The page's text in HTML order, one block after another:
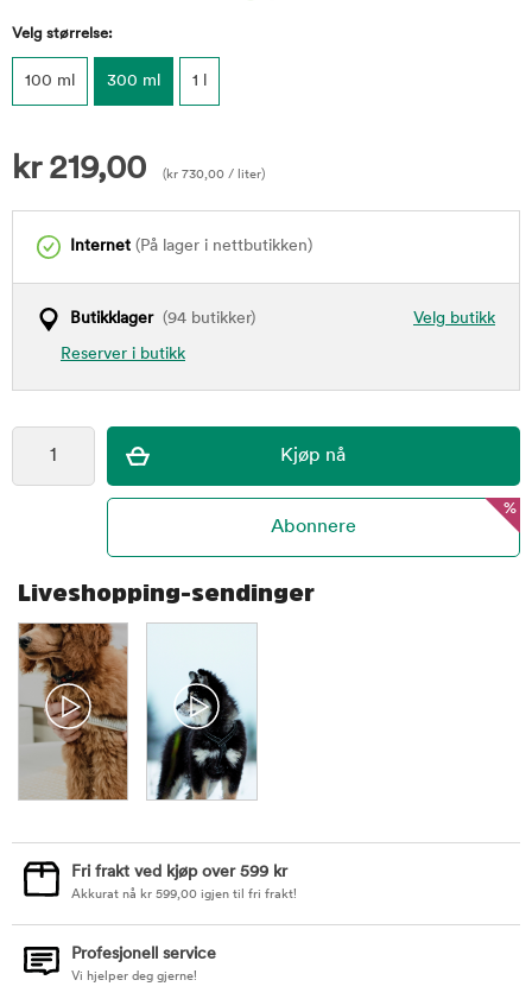
Velg størrelse:
100 ml 300 ml 1 l
kr 219,00 ( kr 730,00 / liter)
Internet (På lager i nettbutikken)
Velg butikk
Butikklager(94 butikker)
Reserver i butikk
%
Liveshopping-sendinger
Fri frakt ved kjøp over 599 kr
Akkurat nå kr 599,00 igjen til fri frakt!
Profesjonell service
Vi hjelper deg gjerne!